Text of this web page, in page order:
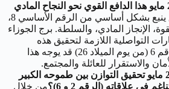
لماذا يمتلك مولود 26 مايو هذا الدافع القوي نحو النجاح المادي
هذا الدافع ينبع بشكل أساسي من الرقم الأساسي 8،
الإنجاز المادي، والسلطة. برج الجوزاء
التواصلية اللازمة لتحقيق هذه
الطموحات، بينما الرقم 6 (من يوم الميلاد 26) قد يوجه هذا
والاستقرار للعائلة والمجتمع.
كيف يمكن لمولود 26 مايو تحقيق التوازن بين طموحه الكبير
من خلال